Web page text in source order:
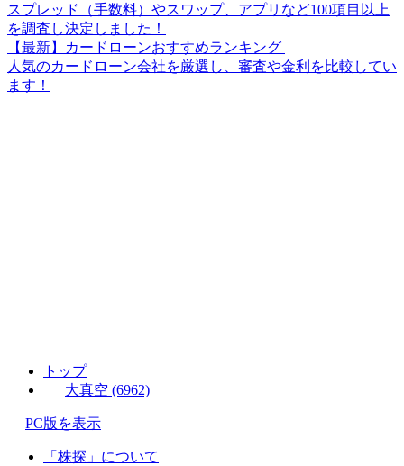
スプレッド（手数料）やスワップ、アプリなど100項目以上
を調査し決定しました！
【最新】カードローンおすすめランキング
人気のカードローン会社を厳選し、審査や金利を比較してい
ます！
トップ
大真空 (6962)
PC版を表示
「株探」について